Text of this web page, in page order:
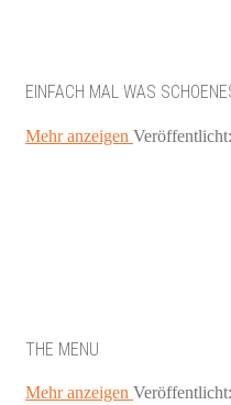
EINFACH MAL WAS
Mehr anzeigen
THE MENU
Mehr anzeigen